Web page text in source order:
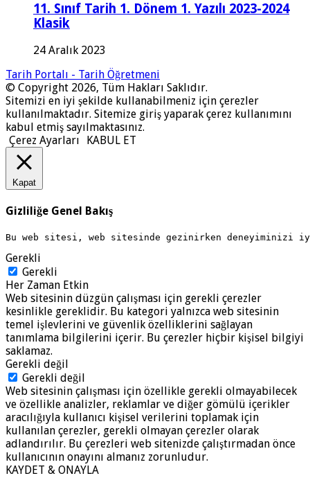
11. Sınıf Tarih 1. Dönem 1. Yazılı 2023-2024
Klasik
24 Aralık 2023
Tarih Portalı - Tarih Öğretmeni
© Copyright 2026, Tüm Hakları Saklıdır.
Sitemizi en iyi şekilde kullanabilmeniz için çerezler
kullanılmaktadır. Sitemize giriş yaparak çerez kullanımını
kabul etmiş sayılmaktasınız.
Çerez Ayarları
KABUL ET
Kapat
Gizliliğe Genel Bakış
Bu web sitesi, web sitesinde gezinirken deneyiminizi
Gerekli
Gerekli
Her Zaman Etkin
Web sitesinin düzgün çalışması için gerekli çerezler
kesinlikle gereklidir. Bu kategori yalnızca web sitesinin
temel işlevlerini ve güvenlik özelliklerini sağlayan
tanımlama bilgilerini içerir. Bu çerezler hiçbir kişisel bilgiyi
saklamaz.
Gerekli değil
Gerekli değil
Web sitesinin çalışması için özellikle gerekli olmayabilecek
ve özellikle analizler, reklamlar ve diğer gömülü içerikler
aracılığıyla kullanıcı kişisel verilerini toplamak için
kullanılan çerezler, gerekli olmayan çerezler olarak
adlandırılır. Bu çerezleri web sitenizde çalıştırmadan önce
kullanıcının onayını almanız zorunludur.
KAYDET & ONAYLA